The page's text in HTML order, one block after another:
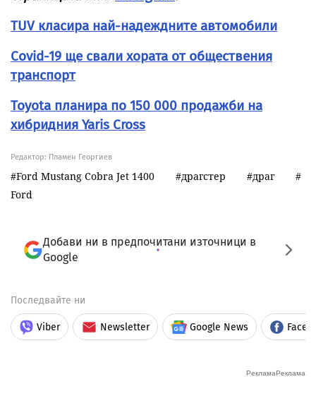
TUV класира най-надеждните автомобили
Covid-19 ще свали хората от обществения
транспорт
Toyota планира по 150 000 продажби на
хибридния Yaris Cross
Редактор: Пламен Георгиев
Ford Mustang Cobra Jet 1400 драгстер
драг
Ford
Добави ни в предпочитани източници в
Google
Последвайте ни
Viber Newsletter Google News